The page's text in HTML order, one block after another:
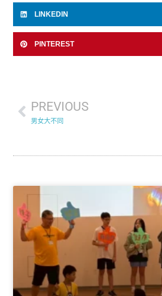
LINKEDIN
PINTEREST
PREVIOUS
男女大不同